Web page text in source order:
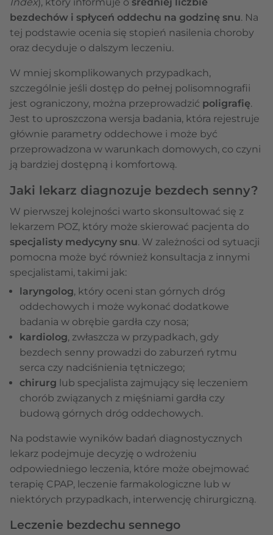
bezdechów i spłyceń oddechu na godzinę snu. Na
tej podstawie ocenia się stopień nasilenia choroby
oraz decyduje o dalszym leczeniu.
W mniej skomplikowanych przypadkach,
szczególnie jeśli dostęp do pełnej polisomnografii
jest ograniczony, można przeprowadzić poligrafię.
Jest to uproszczona wersja badania, która rejestruje
głównie parametry oddechowe i może być
przeprowadzona w warunkach domowych, co czyni
ją bardziej dostępną i komfortową.
Jaki lekarz diagnozuje bezdech senny?
W pierwszej kolejności warto skonsultować się z
lekarzem POZ, który może skierować pacjenta do
specjalisty medycyny snu. W zależności od sytuacji
pomocna może być również konsultacja z innymi
specjalistami, takimi jak:
laryngolog, który oceni stan górnych dróg
oddechowych i może wykonać dodatkowe
badania w obrębie gardła czy nosa;
kardiolog, zwłaszcza w przypadkach, gdy
bezdech senny prowadzi do zaburzeń rytmu
serca czy nadciśnienia tętniczego;
chirurg lub specjalista zajmujący się leczeniem
chorób związanych z mięśniami gardła czy
budową górnych dróg oddechowych.
Na podstawie wyników badań diagnostycznych
lekarz podejmuje decyzję o wdrożeniu
odpowiedniego leczenia, które może obejmować
terapię CPAP, leczenie farmakologiczne lub w
niektórych przypadkach, interwencję chirurgiczną.
Leczenie bezdechu sennego